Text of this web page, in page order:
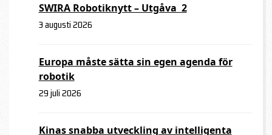
SWIRA Robotiknytt – Utgåva 2
3 augusti 2026
Europa måste sätta sin egen agenda för
robotik
29 juli 2026
Kinas snabba utveckling av intelligenta